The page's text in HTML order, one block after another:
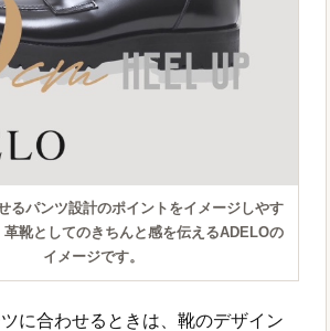
るパンツ設計のポイントをイメージしやす
革靴としてのきちんと感を伝えるADELOの
イメージです。
に合わせるときは、靴のデザイン